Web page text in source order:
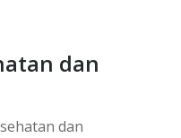
dan
dan